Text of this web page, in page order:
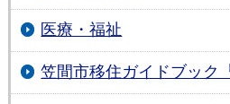
医療・福祉
笠間市移住ガイドブック